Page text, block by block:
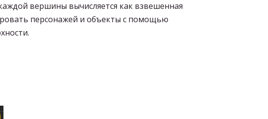
вершины вычисляется как взвешенная
персонажей и объекты с помощью